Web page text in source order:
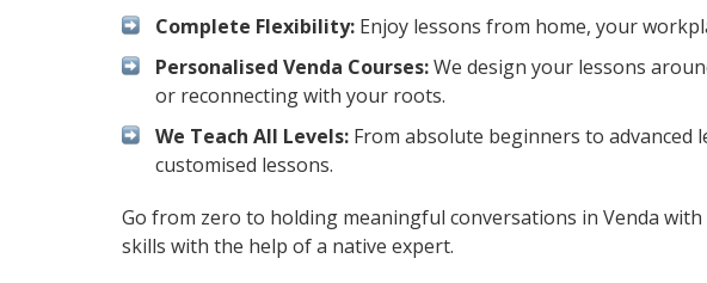
Complete Flexibility: Enjoy lessons from home, your
Personalised Venda Courses:We design your lessons
or reconnecting with your roots.
We Teach All Levels: From absolute beginners to
customised lessons.
Go from zero to holding meaningful conversations in Venda with
skills with the help of a native expert.